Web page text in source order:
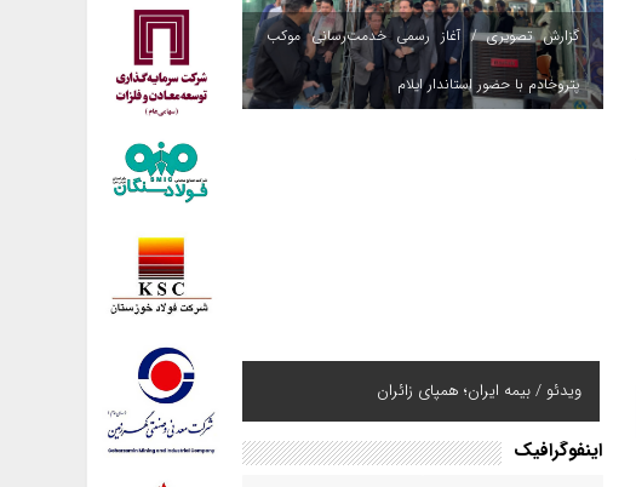
گزارش تصویری / آغاز رسمی خدمت‌رسانی موکب
پتروخادم با حضور استاندار ایلام
ویدئو / بیمه ایران؛ همپای زائران
اینفوگرافیک